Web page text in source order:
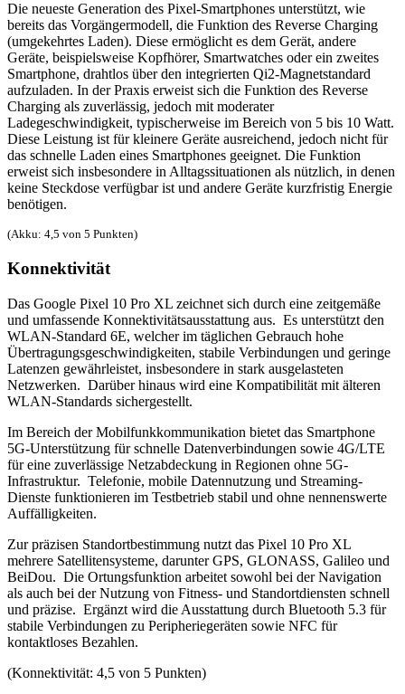
Die neueste Generation des Pixel-Smartphones unterstützt, wie
bereits das Vorgängermodell, die Funktion des Reverse Charging
(umgekehrtes Laden). Diese ermöglicht es dem Gerät, andere
Geräte, beispielsweise Kopfhörer, Smartwatches oder ein zweites
Smartphone, drahtlos über den integrierten Qi2-Magnetstandard
aufzuladen. In der Praxis erweist sich die Funktion des Reverse
Charging als zuverlässig, jedoch mit moderater
Ladegeschwindigkeit, typischerweise im Bereich von 5 bis 10 Watt.
Diese Leistung ist für kleinere Geräte ausreichend, jedoch nicht für
das schnelle Laden eines Smartphones geeignet. Die Funktion
erweist sich insbesondere in Alltagssituationen als nützlich, in denen
keine Steckdose verfügbar ist und andere Geräte kurzfristig Energie
benötigen.
(Akku: 4,5 von 5 Punkten)
Konnektivität
Das Google Pixel 10 Pro XL zeichnet sich durch eine zeitgemäße
und umfassende Konnektivitätsausstattung aus. Es unterstützt den
WLAN-Standard 6E, welcher im täglichen Gebrauch hohe
Übertragungsgeschwindigkeiten, stabile Verbindungen und geringe
Latenzen gewährleistet, insbesondere in stark ausgelasteten
Netzwerken. Darüber hinaus wird eine Kompatibilität mit älteren
WLAN-Standards sichergestellt.
Im Bereich der Mobilfunkkommunikation bietet das Smartphone
5G-Unterstützung für schnelle Datenverbindungen sowie 4G/LTE
für eine zuverlässige Netzabdeckung in Regionen ohne 5G-
Infrastruktur. Telefonie, mobile Datennutzung und Streaming-
Dienste funktionieren im Testbetrieb stabil und ohne nennenswerte
Auffälligkeiten.
Zur präzisen Standortbestimmung nutzt das Pixel 10 Pro XL
mehrere Satellitensysteme, darunter GPS, GLONASS, Galileo und
BeiDou. Die Ortungsfunktion arbeitet sowohl bei der Navigation
als auch bei der Nutzung von Fitness- und Standortdiensten schnell
und präzise. Ergänzt wird die Ausstattung durch Bluetooth 5.3 für
stabile Verbindungen zu Peripheriegeräten sowie NFC für
kontaktloses Bezahlen.
(Konnektivität: 4,5 von 5 Punkten)